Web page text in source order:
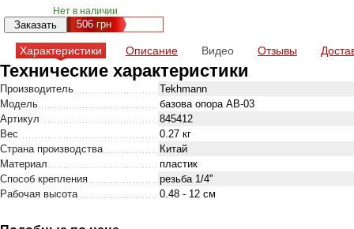
Нет в наличии
506грн
Характеристики Описание Видео Отзывы
Технические характеристики
Производитель
Tekhmann
Модель
базова опора AB-03
Артикул
845412
Вес
0.27 кг
Страна производства
Китай
Материал
пластик
Способ крепления
резьба 1/4''
Рабочая высота
0.48 - 12 см